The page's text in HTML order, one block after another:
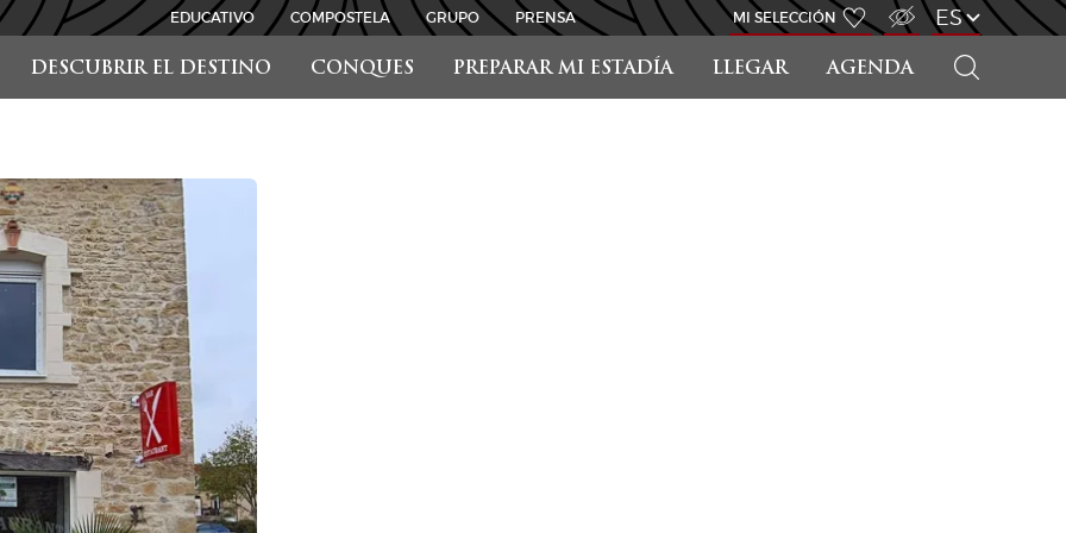
DESCUBRIR EL DESTINO CONQUES PREPARAR MI ESTADÍA LLEGAR AGENDA
EDUCATIVO COMPOSTELA GRUPO PRENSA MI SELECCIÓN ES